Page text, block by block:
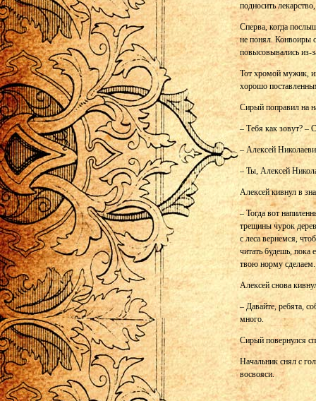
подносить
Сперва, когда
не понял. Конвоиры
повысовывались из-
Тот хромой мужик,
хорошо
Сирый поправил на
– Тебя как зовут? –
– Алексей
– Ты, Алексей
Алексей кивнул в
– Тогда вот
трещины чурок
с леса вернемся,
читать будешь, пока
твою норму
Алексей снова
– Давайте, ребята,
много.
Сирый повернулся
Начальник снял с
восвояси.